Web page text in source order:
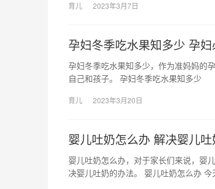
育儿 2023年3月7日
孕妇冬季吃水果知多少 孕
孕妇冬季吃水果知多少，作为准妈妈的
自己和孩子。 孕妇冬季吃水果知多
育儿 2023年3月20日
婴儿吐奶怎么办 解决婴儿
婴儿吐奶怎么办，对于家长们来说，婴
决婴儿吐奶的办法。 婴儿吐奶怎么办